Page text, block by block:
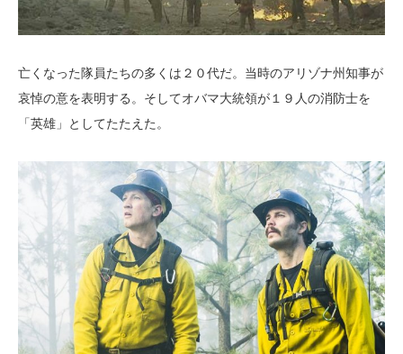
亡くなった隊員たちの多くは２０代だ。当時のアリゾナ州知事が
哀悼の意を表明する。そしてオバマ大統領が１９人の消防士を
「英雄」としてたたえた。